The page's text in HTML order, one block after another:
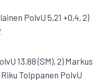
PolvU 5,21 +0,4, 2)
13,88 (SM), 2) Markus
Tolppanen PolvU